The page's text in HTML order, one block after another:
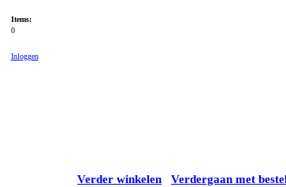
Items:
0
Inloggen
Verder winkelen Verdergaan met